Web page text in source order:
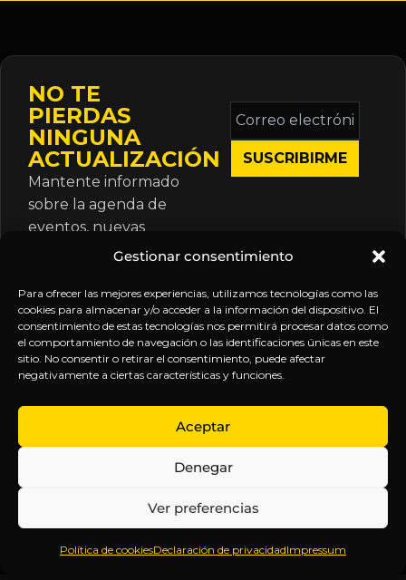
Gestionar consentimiento
Para ofrecer las mejores experiencias, utilizamos tecnologías como las
cookies para almacenar y/o acceder a la información del dispositivo. El
consentimiento de estas tecnologías nos permitirá procesar datos como
el comportamiento de navegación o las identificaciones únicas en este
sitio. No consentir o retirar el consentimiento, puede afectar
negativamente a ciertas características y funciones.
Aceptar
Denegar
Ver preferencias
Política de cookiesDeclaración de privacidadImpressum
NO TE
PIERDAS
NINGUNA
ACTUALIZACIÓN
Mantente informado
sobre la agenda de
eventos, nuevas
publicaciones y
suscripción.
Correo
electrónico
*
Inteligencia
Anticipándonos
EXPLORA
Inicio
Sobre
Contenido
Webinars
LEGAL
Política
de
Términos y
Aviso
SÍGUENOS